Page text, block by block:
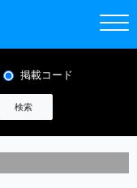
掲載コード